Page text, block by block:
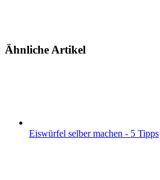
Ähnliche Artikel
Eiswürfel selber machen - 5 Tipps